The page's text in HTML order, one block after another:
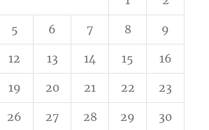
5 6 7 8 9
12 13 14 15 16
19 20 21 22 23
26 27 28 29 30